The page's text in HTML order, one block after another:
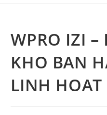
WPRO IZI –
KHO BAN
LINH HOAT